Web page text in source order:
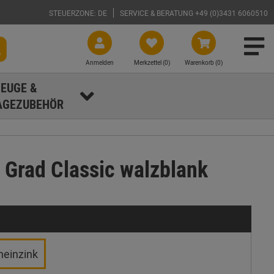
STEUERZONE: DE SERVICE & BERATUNG +49 (0)3431 6060510
Warenkorb (0)
Merkzettel (0)
Anmelden
&
Classic walzblank